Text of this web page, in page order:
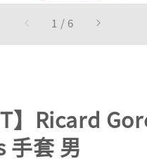
1 / 6
】Ricard
手套 男